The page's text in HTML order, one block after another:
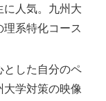
に人気。九州大
系特化コース
とした自分のペ
大学対策の映像